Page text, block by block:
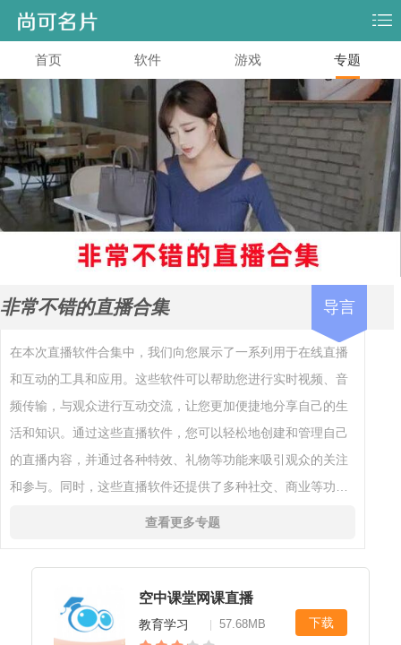
首页 软件 游戏 专题
非常不错的直播合集 导言
在本次直播软件合集中，我们向您展示了一系列用于在线直播
和互动的工具和应用。这些软件可以帮助您进行实时视频、音
频传输，与观众进行互动交流，让您更加便捷地分享自己的生
活和知识。通过这些直播软件，您可以轻松地创建和管理自己
的直播内容，并通过各种特效、礼物等功能来吸引观众的关注
和参与。同时，这些直播软件还提供了多种社交、商业等功
能，让您能够更加多元化地开展自己的直播活动。然而，我们
查看更多专题
空中课堂网课直播
教育学习 57.68MB 下载